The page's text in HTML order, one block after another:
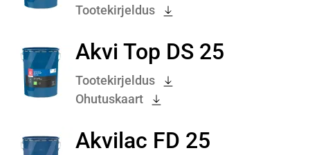
Tootekirjeldus
Akvi Top DS 25
Tootekirjeldus
Ohutuskaart
Akvilac FD 25